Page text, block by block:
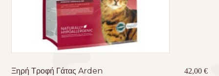
Ξηρή Τροφή Γάτας Arden
42,00€